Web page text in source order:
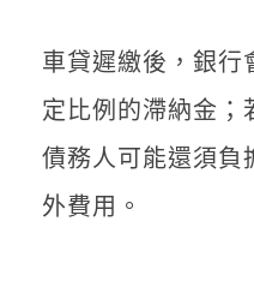
車貸遲繳後，銀行
定比例的滯納金；
債務人可能還須負
外費用。